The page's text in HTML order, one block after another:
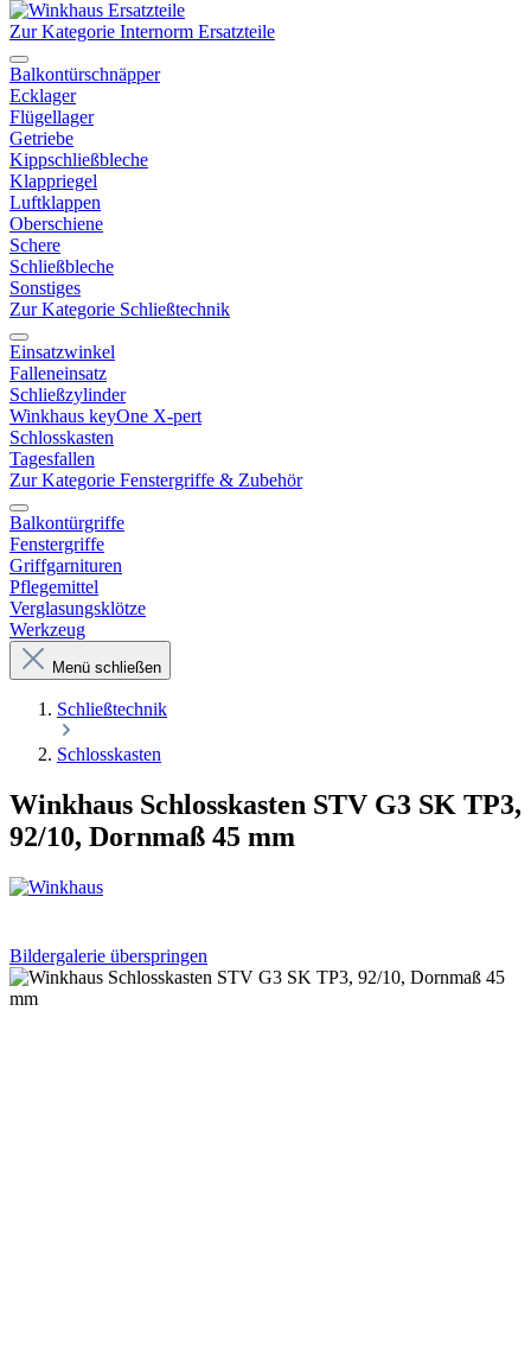
Zur Kategorie Internorm Ersatzteile
Balkontürschnäpper
Ecklager
Flügellager
Getriebe
Kippschließbleche
Klappriegel
Luftklappen
Oberschiene
Schere
Schließbleche
Sonstiges
Zur Kategorie Schließtechnik
Einsatzwinkel
Falleneinsatz
Schließzylinder
Winkhaus keyOne X-pert
Schlosskasten
Tagesfallen
Zur Kategorie Fenstergriffe & Zubehör
Balkontürgriffe
Fenstergriffe
Griffgarnituren
Pflegemittel
Verglasungsklötze
Werkzeug
Menü schließen
Schließtechnik
Schlosskasten
Winkhaus Schlosskasten STV G3 SK TP3,
92/10, Dornmaß 45 mm
Bildergalerie überspringen